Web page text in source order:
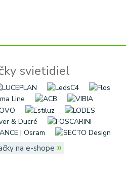
svietidiel
na e-shope »